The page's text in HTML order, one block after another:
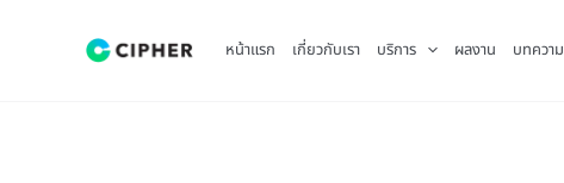
หน้าแรก เกี่ยวกับเรา บริการ ผลงาน บทความ